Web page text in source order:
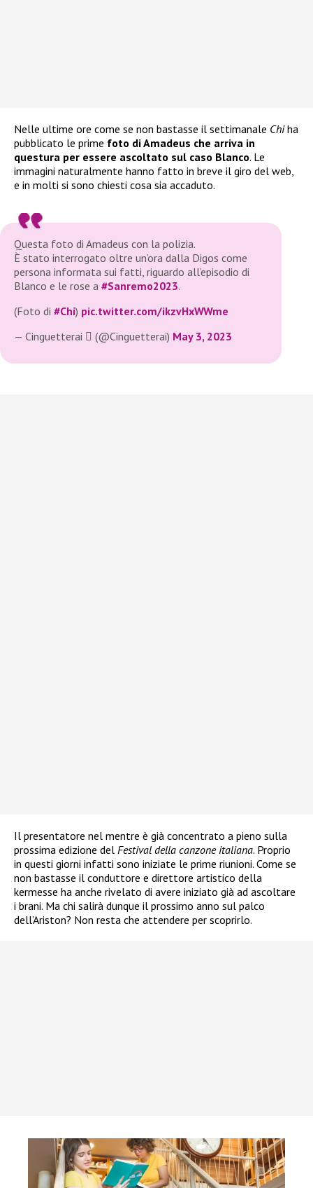
Nelle ultime ore come se non bastasse il settimanale Chiha
pubblicato le prime foto di Amadeus che arriva in
questura per essere ascoltato sul caso Blanco. Le
immagini naturalmente hanno fatto in breve il giro del web,
e in molti si sono chiesti cosa sia accaduto.
Questa foto di Amadeus con la polizia.
È stato interrogato oltre un’ora dalla Digos come
persona informata sui fatti, riguardo all’episodio di
Blanco e le rose a #Sanremo2023.
(Foto di #Chi) pic.twitter.com/ikzvHxWWme
— Cinguetterai  (@Cinguetterai) May 3, 2023
Il presentatore nel mentre è già concentrato a pieno sulla
prossima edizione del Festival della canzone italiana. Proprio
in questi giorni infatti sono iniziate le prime riunioni. Come se
non bastasse il conduttore e direttore artistico della
kermesse ha anche rivelato di avere iniziato già ad ascoltare
i brani. Ma chi salirà dunque il prossimo anno sul palco
dell’Ariston? Non resta che attendere per scoprirlo.